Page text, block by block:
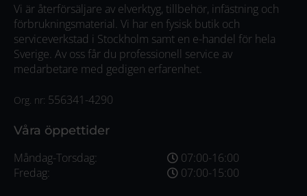
Vi är återförsäljare av elverktyg, tillbehör, infästning och
förbrukningsmaterial. Vi har en fysisk butik och
serviceverkstad i Stockholm samt en e-handel för hela
Sverige. Av oss får du professionell service av
medarbetare med gedigen erfarenhet.
Org. nr: 556341-4290
Våra öppettider
Måndag-Torsdag:
Fredag:
07:00-16:00
07:00-15:00